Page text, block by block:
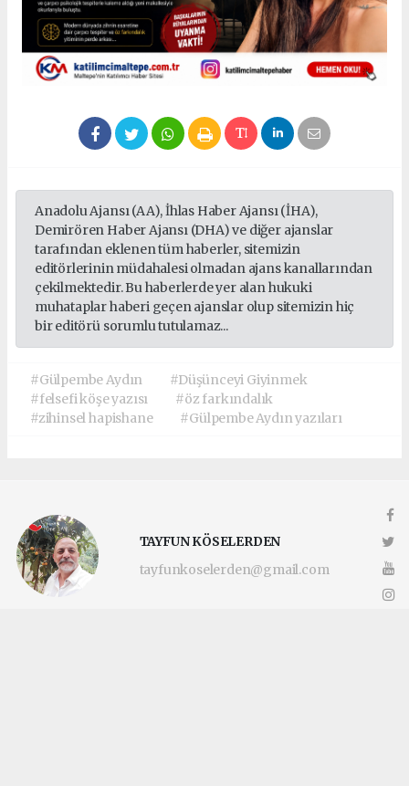
Anadolu Ajansı (AA), İhlas Haber Ajansı (İHA),
Demirören Haber Ajansı (DHA) ve diğer ajanslar
tarafından eklenen tüm haberler, sitemizin
editörlerinin müdahalesi olmadan ajans kanallarından
çekilmektedir. Bu haberlerde yer alan hukuki
muhataplar haberi geçen ajanslar olup sitemizin hiç
bir editörü sorumlu tutulamaz...
#Gülpembe Aydın
#Düşünceyi Giyinmek
#felsefi köşe yazısı
#öz farkındalık
#zihinsel hapishane
#Gülpembe Aydın yazıları
TAYFUN KÖSELERDEN
tayfunkoselerden@gmail.com